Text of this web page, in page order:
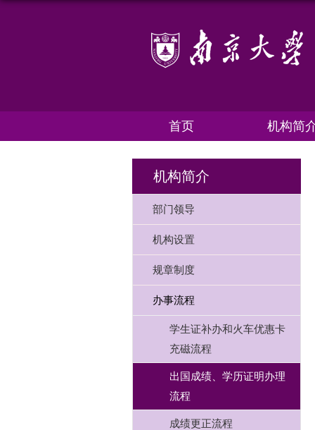
首页 机构简
机构简介
部门领导
机构设置
规章制度
办事流程
学生证补办和火车优惠卡
充磁流程
出国成绩、学历证明办理
流程
成绩更正流程